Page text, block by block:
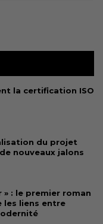
la certification ISO
du projet
nouveaux jalons
» : le premier roman
les liens entre